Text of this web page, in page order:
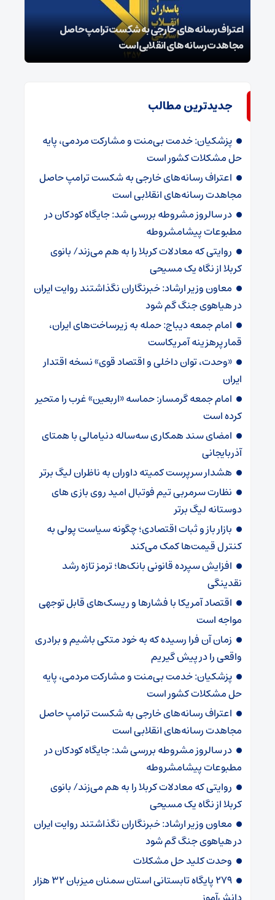
اعتراف رسانه‌های خارجی به شکست ترامپ حاصل
مجاهدت رسانه‌های انقلابی است
جدیدترین مطالب
پزشکیان: خدمت بی‌منت و مشارکت مردمی، پایه
حل مشکلات کشور است
اعتراف رسانه‌های خارجی به شکست ترامپ حاصل
مجاهدت رسانه‌های انقلابی است
در سالروز مشروطه بررسی شد: جایگاه کودکان در
مطبوعات پیشامشروطه
روایتی که معادلات کربلا را به هم می‌زند/ بانوی
کربلا از نگاه یک مسیحی
معاون وزیر ارشاد: خبرنگاران نگذاشتند روایت ایران
در هیاهوی جنگ گم شود
امام جمعه دیباج: حمله به زیرساخت‌های ایران،
قمار پرهزینه آمریکاست
«وحدت، توان داخلی و اقتصاد قوی» نسخه اقتدار
ایران
امام جمعه گرمسار: حماسه «اربعین» غرب را متحیر
کرده است
امضای سند همکاری سه‌ساله دنیامالی با همتای
آذربایجانی
هشدار سرپرست ‌کمیته داوران به ناظران لیگ برتر
نظارت سرمربی تیم‌ فوتبال امید روی بازی های
دوستانه لیگ برتر
بازار باز و ثبات اقتصادی؛ چگونه سیاست پولی به
کنترل قیمت‌ها کمک می‌کند
افزایش سپرده قانونی بانک‌ها؛ ترمز تازه رشد
نقدینگی
اقتصاد آمریکا با فشارها و ریسک‌های قابل توجهی
مواجه است
زمان آن فرا رسیده که به خود متکی باشیم و برادری
واقعی را در پیش گیریم
پزشکیان: خدمت بی‌منت و مشارکت مردمی، پایه
حل مشکلات کشور است
اعتراف رسانه‌های خارجی به شکست ترامپ حاصل
مجاهدت رسانه‌های انقلابی است
در سالروز مشروطه بررسی شد: جایگاه کودکان در
مطبوعات پیشامشروطه
روایتی که معادلات کربلا را به هم می‌زند/ بانوی
کربلا از نگاه یک مسیحی
معاون وزیر ارشاد: خبرنگاران نگذاشتند روایت ایران
در هیاهوی جنگ گم شود
وحدت کلید حل مشکلات
۲۷۹ پایگاه تابستانی استان سمنان میزبان ۳۲ هزار